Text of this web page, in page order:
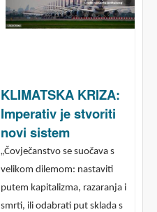
KLIMATSKA KRIZA:
Imperativ je stvoriti
novi sistem
„Čovječanstvo se suočava s
velikom dilemom: nastaviti
putem kapitalizma, razaranja i
smrti, ili odabrati put sklada s